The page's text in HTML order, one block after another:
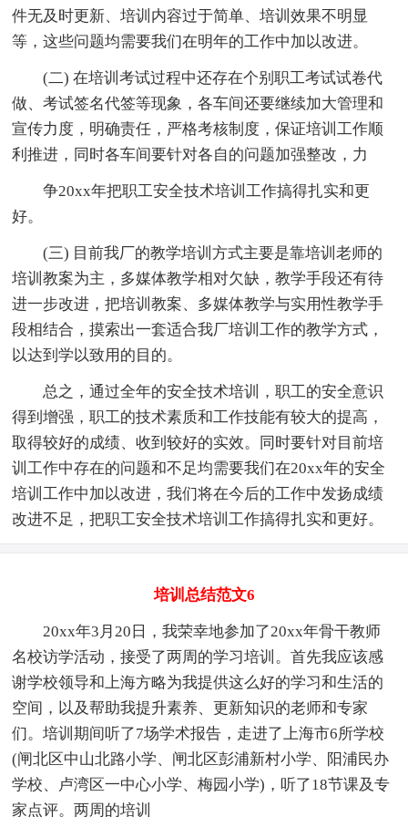
件无及时更新、培训内容过于简单、培训效果不明显
等，这些问题均需要我们在明年的工作中加以改进。
(二) 在培训考试过程中还存在个别职工考试试卷代
做、考试签名代签等现象，各车间还要继续加大管理和
宣传力度，明确责任，严格考核制度，保证培训工作顺
利推进，同时各车间要针对各自的问题加强整改，力
争20xx年把职工安全技术培训工作搞得扎实和更
好。
(三) 目前我厂的教学培训方式主要是靠培训老师的
培训教案为主，多媒体教学相对欠缺，教学手段还有待
进一步改进，把培训教案、多媒体教学与实用性教学手
段相结合，摸索出一套适合我厂培训工作的教学方式，
以达到学以致用的目的。
总之，通过全年的安全技术培训，职工的安全意识
得到增强，职工的技术素质和工作技能有较大的提高，
取得较好的成绩、收到较好的实效。同时要针对目前培
训工作中存在的问题和不足均需要我们在20xx年的安全
培训工作中加以改进，我们将在今后的工作中发扬成绩
改进不足，把职工安全技术培训工作搞得扎实和更好。
培训总结范文6
20xx年3月20日，我荣幸地参加了20xx年骨干教师
名校访学活动，接受了两周的学习培训。首先我应该感
谢学校领导和上海方略为我提供这么好的学习和生活的
空间，以及帮助我提升素养、更新知识的老师和专家
们。培训期间听了7场学术报告，走进了上海市6所学校
(闸北区中山北路小学、闸北区彭浦新村小学、阳浦民办
学校、卢湾区一中心小学、梅园小学)，听了18节课及专
家点评。两周的培训